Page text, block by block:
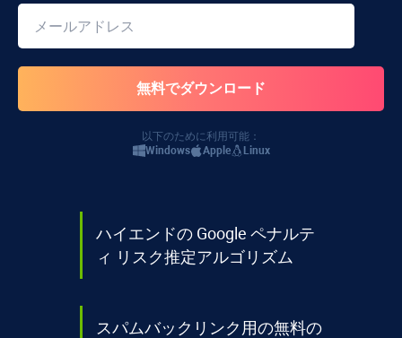
以下のために利用可能：
Windows
Apple Linux
ハイエンドの Google ペナルテ
ィ リスク推定アルゴリズム
スパムバックリンク用の無料の